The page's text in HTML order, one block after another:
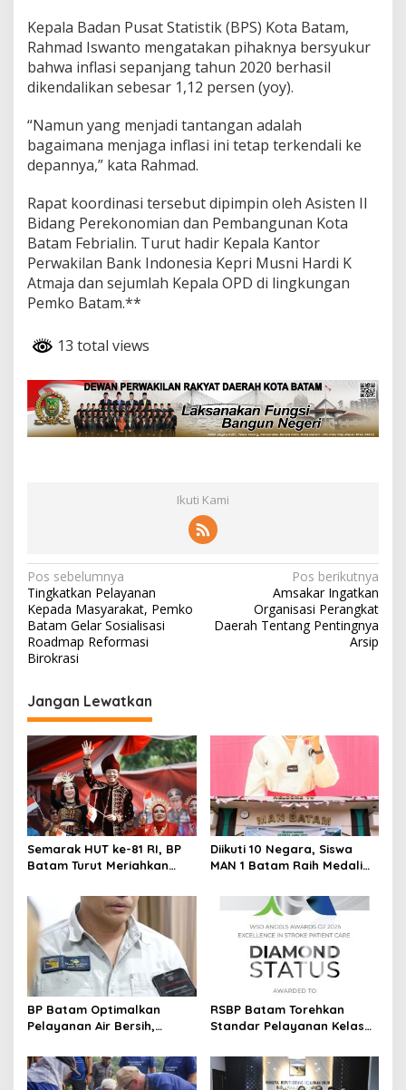
Kepala Badan Pusat Statistik (BPS) Kota Batam,
Rahmad Iswanto mengatakan pihaknya bersyukur
bahwa inflasi sepanjang tahun 2020 berhasil
dikendalikan sebesar 1,12 persen (yoy).
“Namun yang menjadi tantangan adalah
bagaimana menjaga inflasi ini tetap terkendali ke
depannya,” kata Rahmad.
Rapat koordinasi tersebut dipimpin oleh Asisten II
Bidang Perekonomian dan Pembangunan Kota
Batam Febrialin. Turut hadir Kepala Kantor
Perwakilan Bank Indonesia Kepri Musni Hardi K
Atmaja dan sejumlah Kepala OPD di lingkungan
Pemko Batam.**
13 total views
Ikuti Kami
N
a
v
i
a
s
i
p
o
s
Pos sebelumnya
Tingkatkan Pelayanan
Kepada Masyarakat, Pemko
Batam Gelar Sosialisasi
Roadmap Reformasi
Birokrasi
Pos berikutnya
Amsakar Ingatkan
Organisasi Perangkat
Daerah Tentang Pentingnya
Arsip
Jangan Lewatkan
Semarak HUT ke-81 RI, BP
Batam Turut Meriahkan
Diikuti 10 Negara, Siswa
MAN 1 Batam Raih Medali
Taekwondo Internasional
Singapura
BP Batam Optimalkan
Pelayanan Air Bersih,
Gunakan Air Secara Bijak
RSBP Batam Torehkan
Standar Pelayanan Kelas
dari WSO